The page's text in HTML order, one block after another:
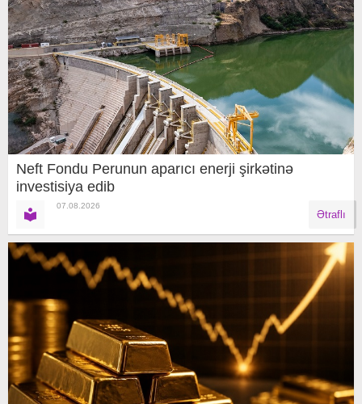
Neft Fondu Perunun aparıcı enerji şirkətinə
investisiya edib
07.08.2026
Ətraflı